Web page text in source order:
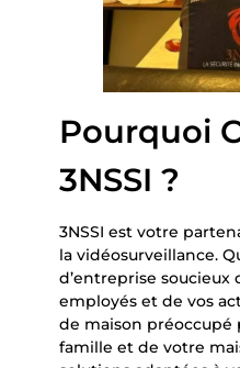
Pourquoi
3NSSI ?
3NSSI est votre
la vidéosurveillance.
d’entreprise soucieux
employés et de vos
de maison préoccupé
famille et de votre